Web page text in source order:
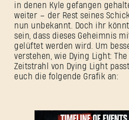
in denen Kyle gefangen
weiter – der Rest seines
nun unbekannt. Doch ihr
sein, dass dieses Geheimnis
gelüftet werden wird. Um
verstehen, wie Dying Light:
Zeitstrahl von Dying Light
euch die folgende Grafik an: